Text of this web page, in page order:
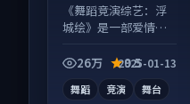
《舞蹈竞演综艺：浮
城绘》是一部爱情向
在线，配乐与镜头配
26万 9.5
2025-01-13
舞蹈 竞演 舞台